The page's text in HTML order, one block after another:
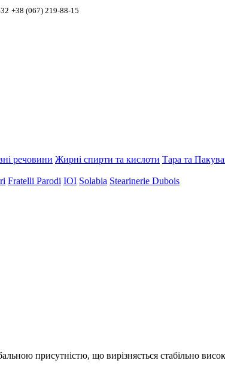
+38 (067) 219-88-15
речовини Жирні спирти та кислоти Тара та
Fratelli Parodi IOI Solabia Stearinerie Dubois
присутністю, що вирізняється стабільно